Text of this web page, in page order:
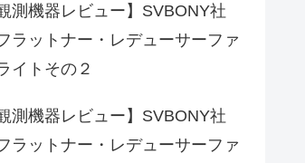
測機器レビュー】SVBONY社
ラットナー・レデューサーファ
イトその２
測機器レビュー】SVBONY社
ラットナー・レデューサーファ